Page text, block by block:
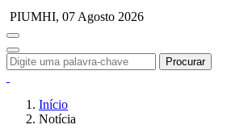
PIUMHI, 07 Agosto 2026
Procurar
Início
Notícia